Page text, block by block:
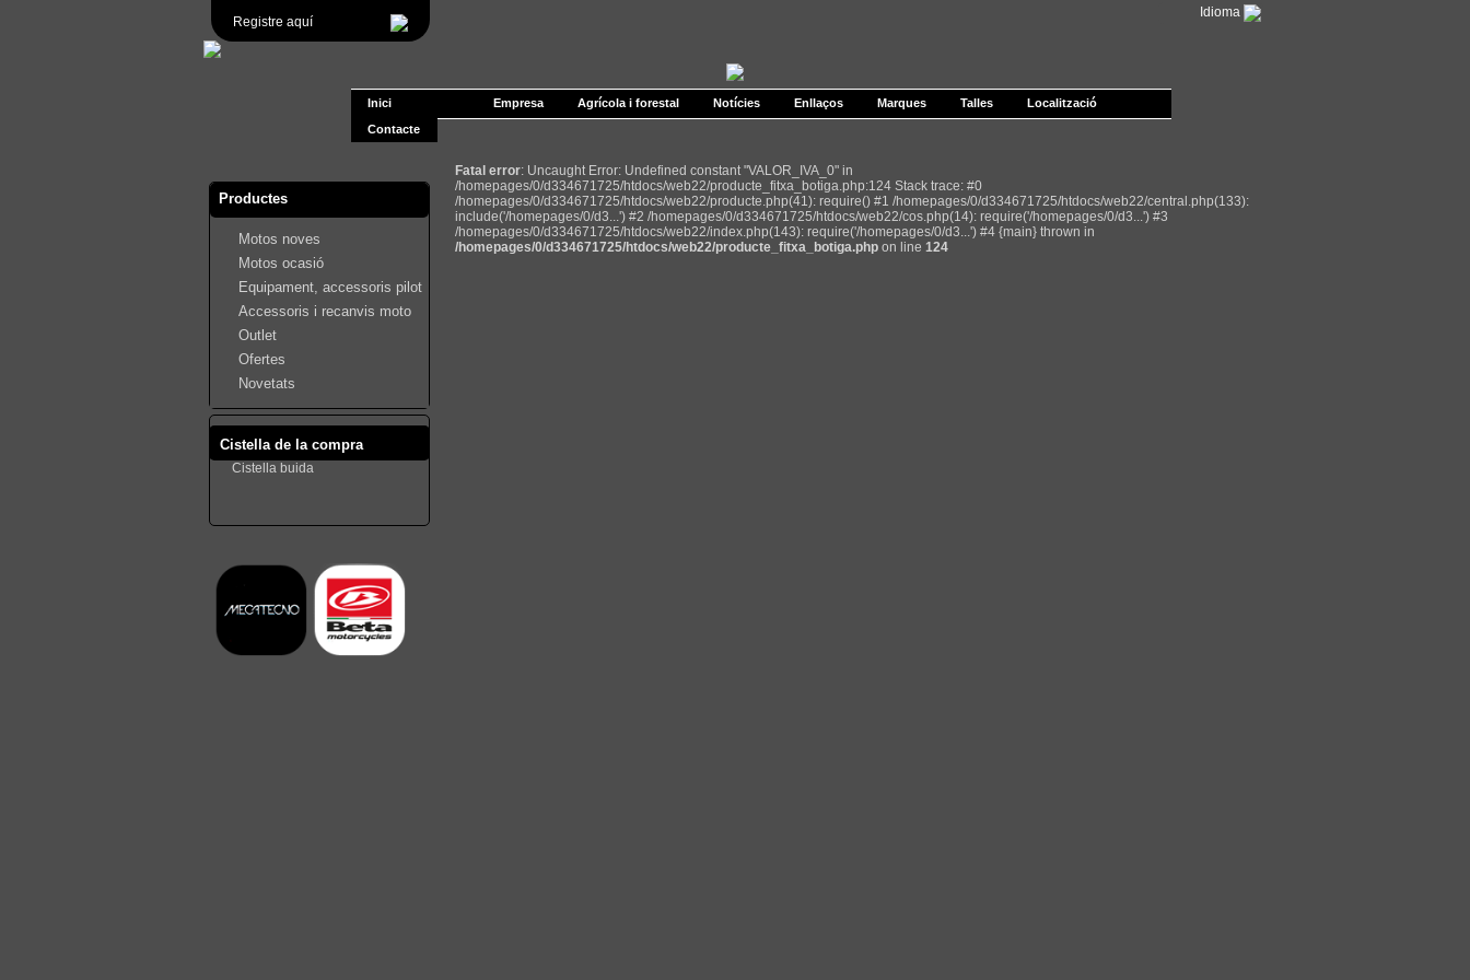
Registre aquí
Idioma
Inici Empresa Agrícola i forestal Notícies Enllaços Marques Talles
Localització
Contacte
Productes
Motos noves
Motos ocasió
Equipament, accessoris pilot
Accessoris i recanvis moto
Outlet
Ofertes
Novetats
Cistella de la compra
Cistella buida
Fatal error: Uncaught Error: Undefined constant "VALOR_IVA_0" in
/homepages/0/d334671725/htdocs/web22/producte_fitxa_botiga.php:124 Stack trace: #0
/homepages/0/d334671725/htdocs/web22/producte.php(41): require() #1 /homepages/0/d334671725/htdocs/web22/central.php(133):
include('/homepages/0/d3...') #2 /homepages/0/d334671725/htdocs/web22/cos.php(14): require('/homepages/0/d3...') #3
/homepages/0/d334671725/htdocs/web22/index.php(143): require('/homepages/0/d3...') #4 {main} thrown in
/homepages/0/d334671725/htdocs/web22/producte_fitxa_botiga.php on line 124